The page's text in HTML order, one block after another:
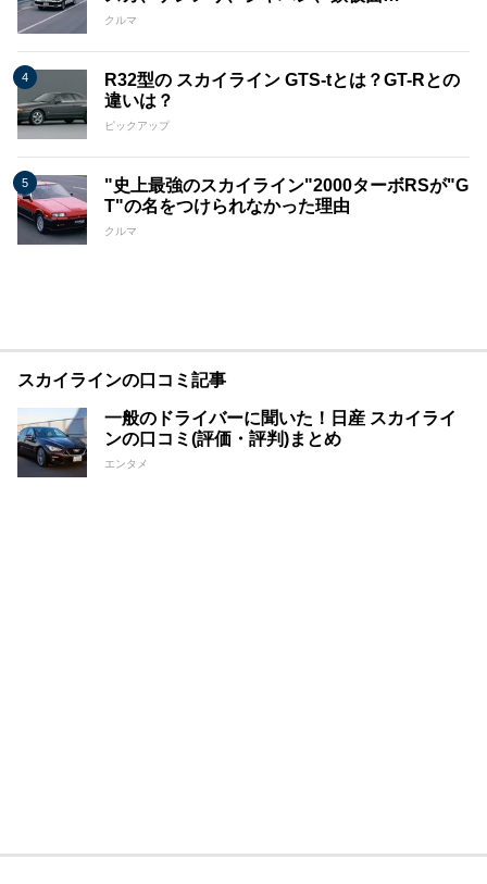
クルマ
R32型の スカイライン GTS-tとは？GT-Rとの
違いは？
ピックアップ
"史上最強のスカイライン"2000ターボRSが"G
T"の名をつけられなかった理由
クルマ
スカイラインの口コミ記事
一般のドライバーに聞いた！日産 スカイライ
ンの口コミ(評価・評判)まとめ
エンタメ